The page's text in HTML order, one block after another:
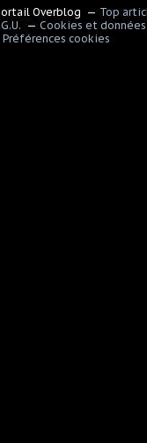
Overblog Top
Cookies et
Préférences cookies